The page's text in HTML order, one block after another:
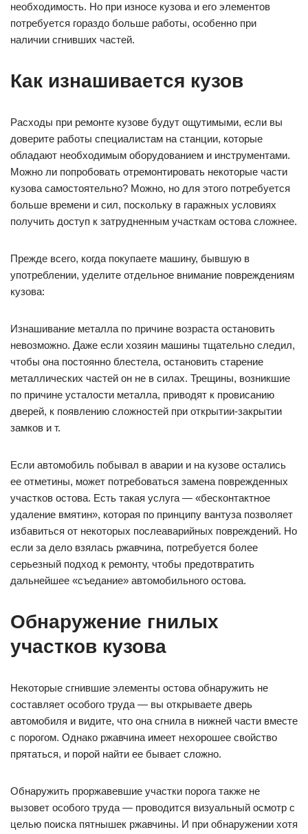
необходимость. Но при износе кузова и его элементов
потребуется гораздо больше работы, особенно при
наличии сгнивших частей.
Как изнашивается кузов
Расходы при ремонте кузове будут ощутимыми, если вы
доверите работы специалистам на станции, которые
обладают необходимым оборудованием и инструментами.
Можно ли попробовать отремонтировать некоторые части
кузова самостоятельно? Можно, но для этого потребуется
больше времени и сил, поскольку в гаражных условиях
получить доступ к затрудненным участкам остова сложнее.
Прежде всего, когда покупаете машину, бывшую в
употреблении, уделите отдельное внимание повреждениям
кузова:
Изнашивание металла по причине возраста остановить
невозможно. Даже если хозяин машины тщательно следил,
чтобы она постоянно блестела, остановить старение
металлических частей он не в силах. Трещины, возникшие
по причине усталости металла, приводят к провисанию
дверей, к появлению сложностей при открытии-закрытии
замков и т.
Если автомобиль побывал в аварии и на кузове остались
ее отметины, может потребоваться замена поврежденных
участков остова. Есть такая услуга — «бесконтактное
удаление вмятин», которая по принципу вантуза позволяет
избавиться от некоторых послеаварийных повреждений. Но
если за дело взялась ржавчина, потребуется более
серьезный подход к ремонту, чтобы предотвратить
дальнейшее «съедание» автомобильного остова.
Обнаружение гнилых
участков кузова
Некоторые сгнившие элементы остова обнаружить не
составляет особого труда — вы открываете дверь
автомобиля и видите, что она сгнила в нижней части вместе
с порогом. Однако ржавчина имеет нехорошее свойство
прятаться, и порой найти ее бывает сложно.
Обнаружить проржавевшие участки порога также не
вызовет особого труда — проводится визуальный осмотр с
целью поиска пятнышек ржавчины. И при обнаружении хотя